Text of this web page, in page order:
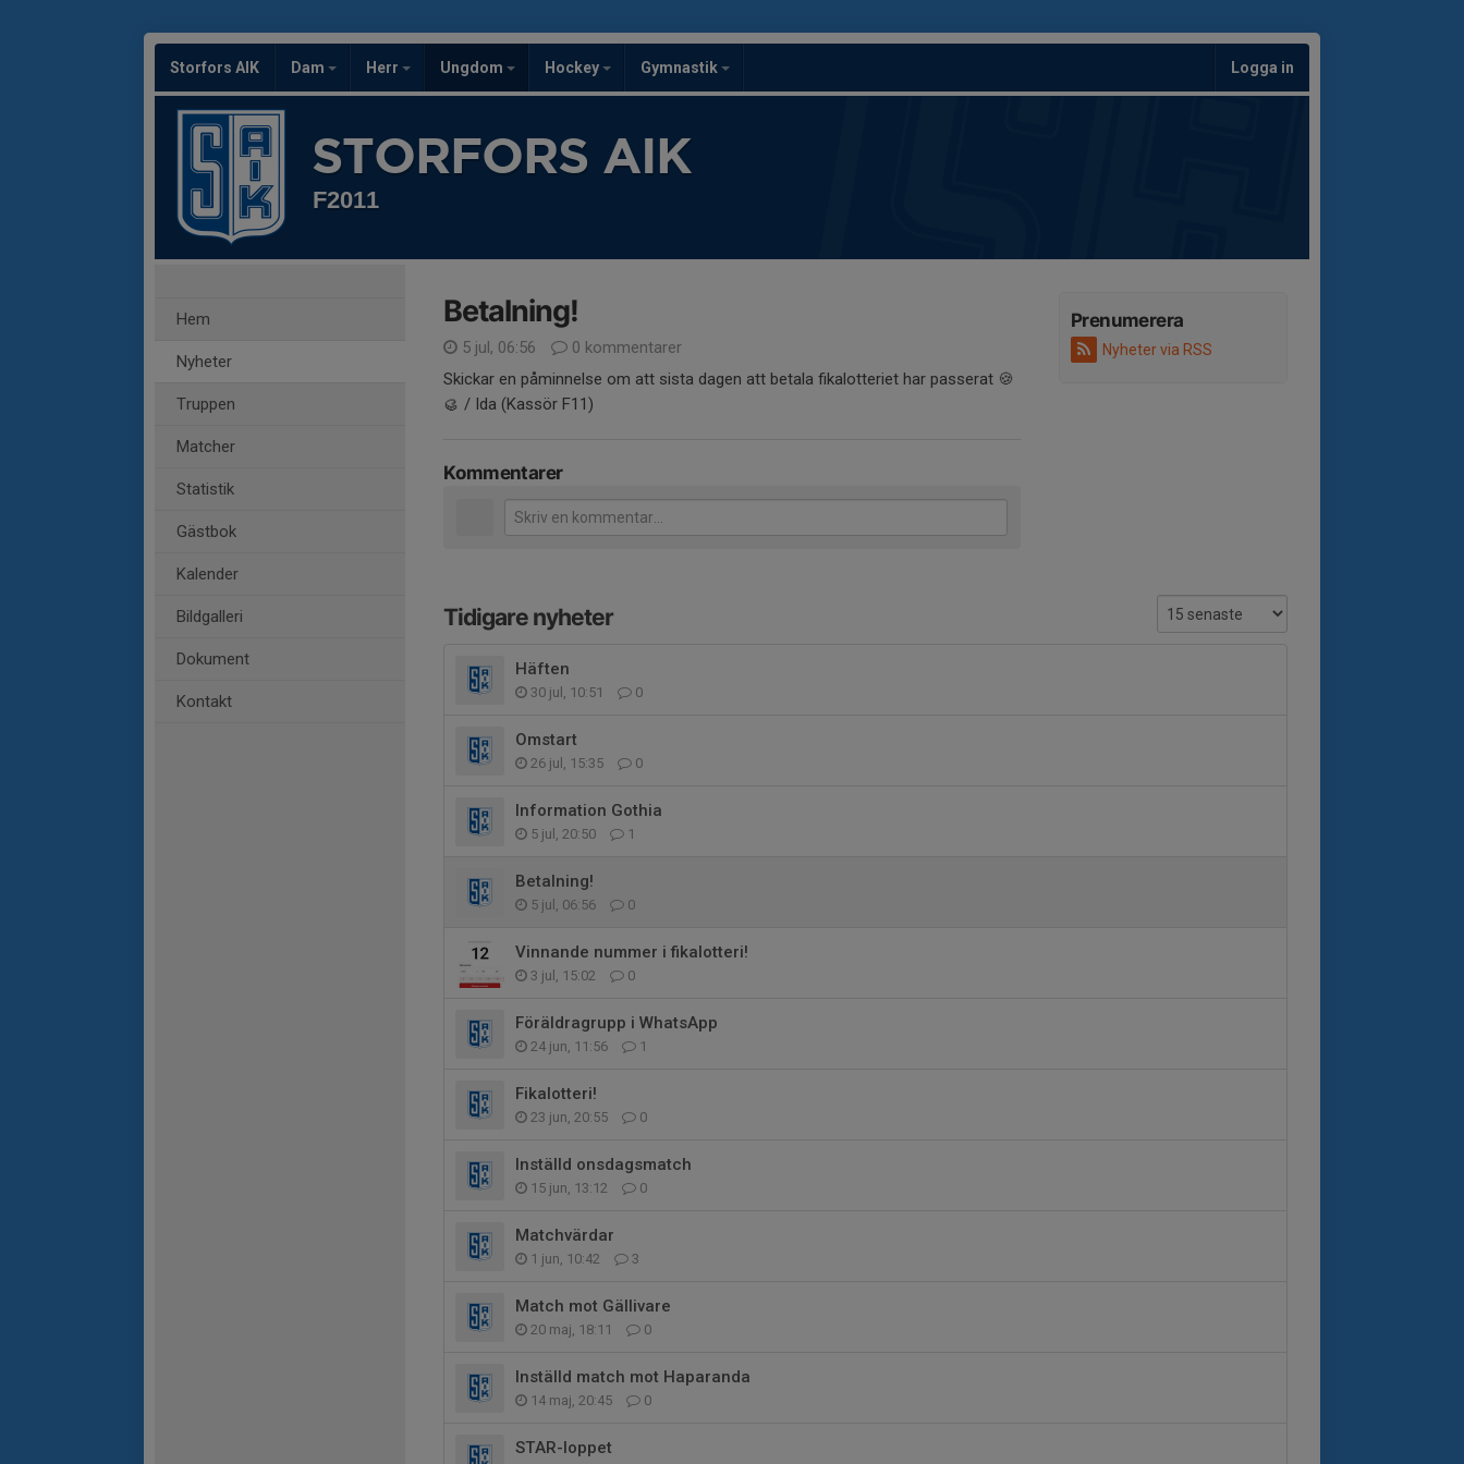
Storfors AIK Dam Herr Ungdom Hockey Gymnastik Logga in
STORFORS AIK
F2011
Hem
Nyheter
Truppen
Matcher
Statistik
Gästbok
Kalender
Bildgalleri
Dokument
Kontakt
Prenumerera
Nyheter via RSS
Betalning!
5 jul, 06:56
0 kommentarer
Skickar en påminnelse om att sista dagen att betala fikalotteriet har passerat 🍪
🥮 / Ida (Kassör F11)
Kommentarer
Tidigare nyheter
Häften
30 jul, 10:51 0
Omstart
26 jul, 15:35 0
Information Gothia
5 jul, 20:50 1
Betalning!
5 jul, 06:56 0
Vinnande nummer i fikalotteri!
3 jul, 15:02 0
Föräldragrupp i WhatsApp
24 jun, 11:56 1
Fikalotteri!
23 jun, 20:55 0
Inställd onsdagsmatch
15 jun, 13:12 0
Matchvärdar
1 jun, 10:42 3
Match mot Gällivare
20 maj, 18:11 0
Inställd match mot Haparanda
14 maj, 20:45 0
STAR-loppet